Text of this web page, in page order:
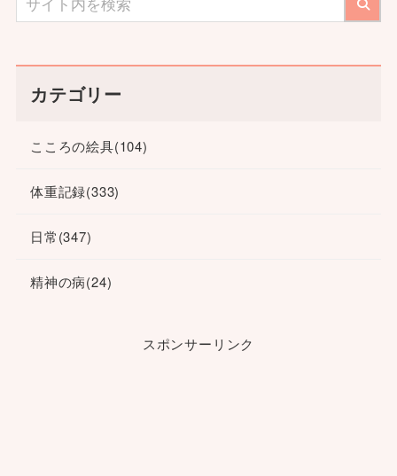
カテゴリー
こころの絵具(104)
体重記録(333)
日常(347)
精神の病(24)
スポンサーリンク